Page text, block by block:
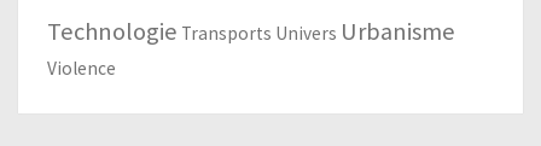
Technologie Transports Univers Urbanisme
Violence